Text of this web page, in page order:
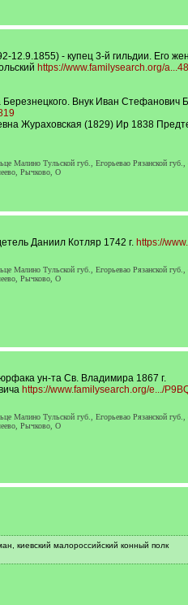
12.9.1855) - купец 3-й гильдии. Его
https://www.familysearch.org/
Внук Иван Стефанович
Жураховская (1829) Ир 1838
Малино Тульской губ., Егорьевао Рязанской
Рычково, О
Даниил Котляр 1742 г. https://
Малино Тульской губ., Егорьевао Рязанской
Рычково, О
ун-та Св. Владимира 1867 г.
https://www.familysearch.org/e.../
Малино Тульской губ., Егорьевао Рязанской
Рычково, О
киевский малороссийский конный полк